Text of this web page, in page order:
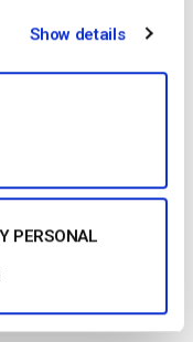
Show details
PERSONAL
a prezzo
delle sue funzioni di